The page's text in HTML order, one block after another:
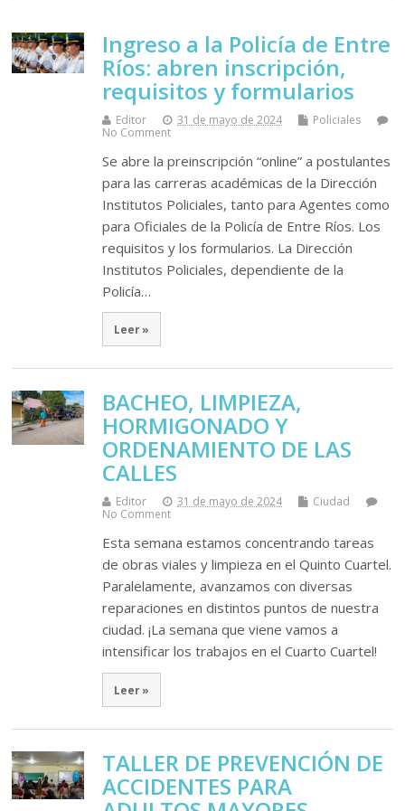
Ingreso a la Policía de Entre
Ríos: abren inscripción,
requisitos y formularios
Editor 31 de mayo de 2024
Policiales
No Comment
Se abre la preinscripción “online” a postulantes
para las carreras académicas de la Dirección
Institutos Policiales, tanto para Agentes como
para Oficiales de la Policía de Entre Ríos. Los
requisitos y los formularios. La Dirección
Institutos Policiales, dependiente de la
Policía…
Leer »
BACHEO, LIMPIEZA,
HORMIGONADO Y
ORDENAMIENTO DE LAS
CALLES
Editor 31 de mayo de 2024
Ciudad
No Comment
Esta semana estamos concentrando tareas
de obras viales y limpieza en el Quinto Cuartel.
Paralelamente, avanzamos con diversas
reparaciones en distintos puntos de nuestra
ciudad. ¡La semana que viene vamos a
intensificar los trabajos en el Cuarto Cuartel!
Leer »
TALLER DE PREVENCIÓN DE
ACCIDENTES PARA